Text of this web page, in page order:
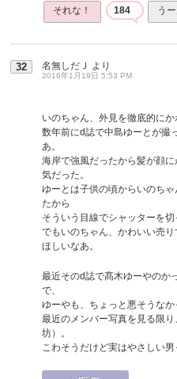
それな！ 184 う
32 名無しだＪ より
2016年1月19日 5:53 PM
いのちゃん、外見を徹底的にか
数年前にd誌で中島ゆーとが撮
あ。
海岸で強風だったから髪が顔
気だった。
ゆーとは子供の頃からいのち
たから
そういう目線でシャッターを切
でもいのちゃん、かわいい売
ほしいなあ。
最近そのd誌で髙木ゆーやのか
で、
ゆーやも、ちょっと悪そうなか
最近のメンバー写真を見る限
坊）。
こわそうだけど実はやさしい